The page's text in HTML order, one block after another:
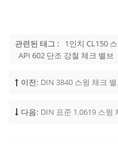
관련된 태그 : 1인치 CL150
API 602 단조 강철 체크 밸브
이전: DIN 3840 스윙 체크
다음: DIN 표준 1.0619 스윙